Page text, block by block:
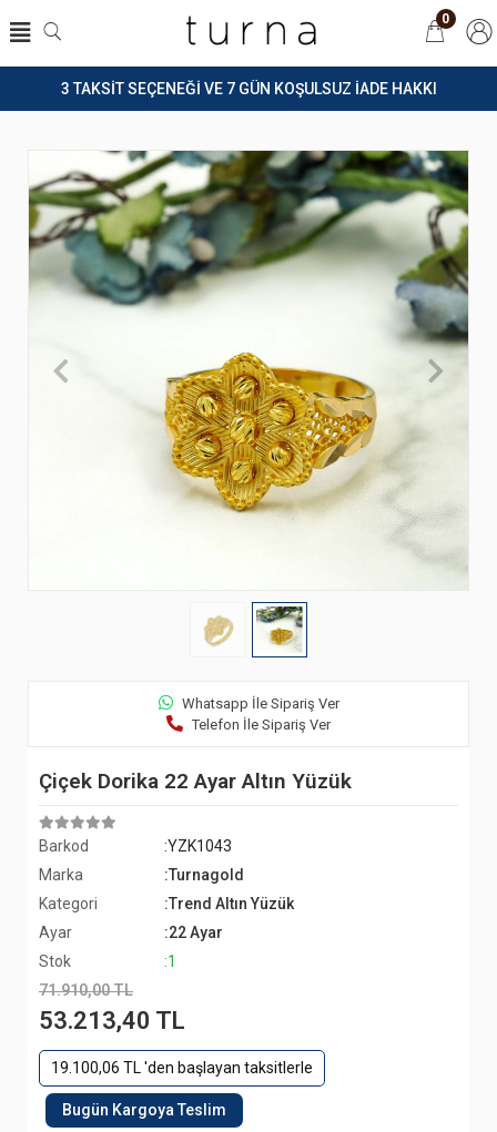
3 TAKSİT SEÇENEĞİ VE 7 GÜN KOŞULSUZ İADE HAKKI
0
Whatsapp İle Sipariş Ver
Telefon İle Sipariş Ver
Çiçek Dorika 22 Ayar Altın Yüzük
Barkod
:YZK1043
Marka
:Turnagold
Kategori
:Trend Altın Yüzük
Ayar
:22 Ayar
Stok
:1
71.910,00 TL
53.213,40 TL
19.100,06 TL 'den başlayan taksitlerle
Bugün Kargoya Teslim